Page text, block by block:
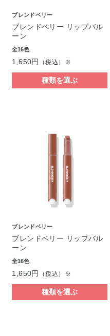
ブレンドベリー
ブレンドベリー リップバル
ーン
全16色
1,650円 （税込）※
種類を選ぶ
ブレンドベリー
ブレンドベリー リップバル
ーン
全16色
1,650円 （税込）※
種類を選ぶ